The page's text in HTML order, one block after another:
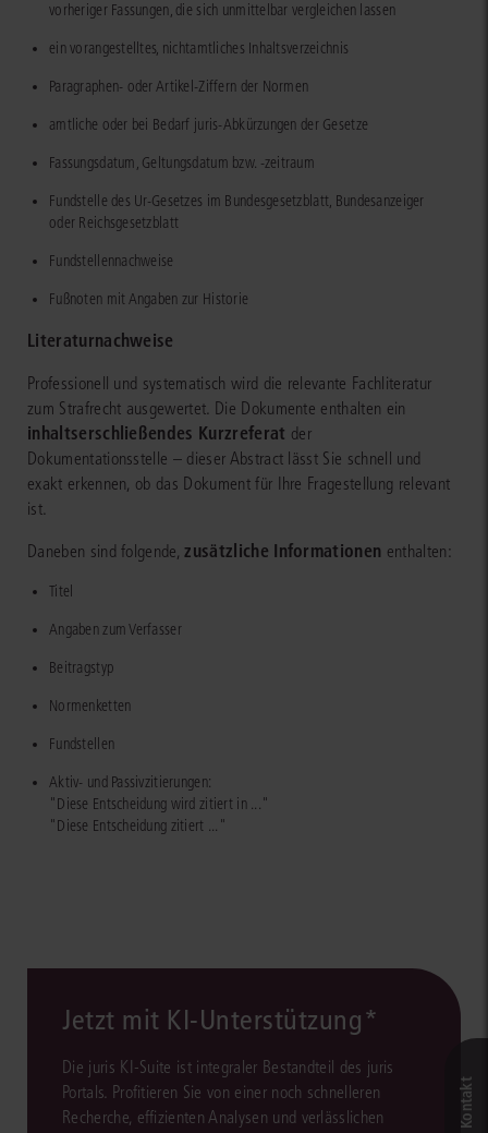
vorheriger Fassungen, die sich unmittelbar vergleichen lassen
ein vorangestelltes, nichtamtliches Inhaltsverzeichnis
Paragraphen- oder Artikel-Ziffern der Normen
amtliche oder bei Bedarf juris-Abkürzungen der Gesetze
Fassungsdatum, Geltungsdatum bzw. -zeitraum
Fundstelle des Ur-Gesetzes im Bundesgesetzblatt, Bundesanzeiger
oder Reichsgesetzblatt
Fundstellennachweise
Fußnoten mit Angaben zur Historie
Literaturnachweise
Professionell und systematisch wird die relevante Fachliteratur
zum Strafrecht ausgewertet. Die Dokumente enthalten ein
inhaltserschließendes Kurzreferat der
Dokumentationsstelle – dieser Abstract lässt Sie schnell und
exakt erkennen, ob das Dokument für Ihre Fragestellung relevant
ist.
Daneben sind folgende,zusätzliche Informationen enthalten:
Titel
Angaben zum Verfasser
Beitragstyp
Normenketten
Fundstellen
Aktiv- und Passivzitierungen:
"Diese Entscheidung wird zitiert in ..."
"Diese Entscheidung zitiert ..."
Jetzt mit KI-Unterstützung*
Die juris KI-Suite ist integraler Bestandteil des juris
Portals. Profitieren Sie von einer noch schnelleren
Recherche, effizienten Analysen und verlässlichen